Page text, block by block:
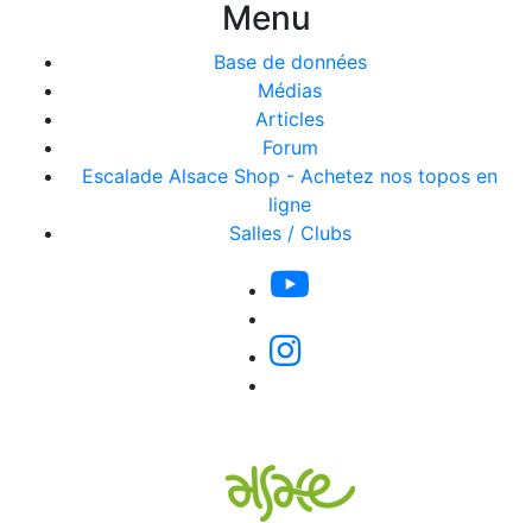
Menu
Base de données
Médias
Articles
Forum
Escalade Alsace Shop - Achetez nos topos en
ligne
Salles / Clubs